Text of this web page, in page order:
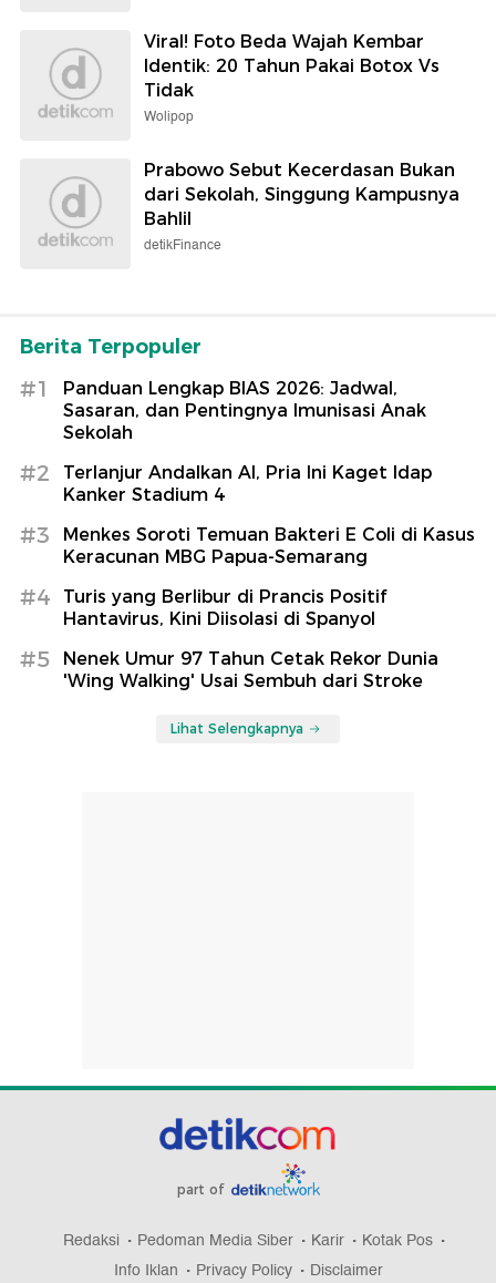
Viral! Foto Beda Wajah Kembar
Identik: 20 Tahun Pakai Botox Vs
Tidak
Wolipop
Prabowo Sebut Kecerdasan Bukan
dari Sekolah, Singgung Kampusnya
Bahlil
detikFinance
Berita Terpopuler
#1
Panduan Lengkap BIAS 2026: Jadwal,
Sasaran, dan Pentingnya Imunisasi Anak
Sekolah
#2
Terlanjur Andalkan AI, Pria Ini Kaget Idap
Kanker Stadium 4
#3
Menkes Soroti Temuan Bakteri E Coli di Kasus
Keracunan MBG Papua-Semarang
#4
Turis yang Berlibur di Prancis Positif
Hantavirus, Kini Diisolasi di Spanyol
#5
Nenek Umur 97 Tahun Cetak Rekor Dunia
'Wing Walking' Usai Sembuh dari Stroke
Lihat Selengkapnya
part of
Redaksi Pedoman Media Siber Karir
Kotak Pos
Info Iklan
Privacy Policy Disclaimer